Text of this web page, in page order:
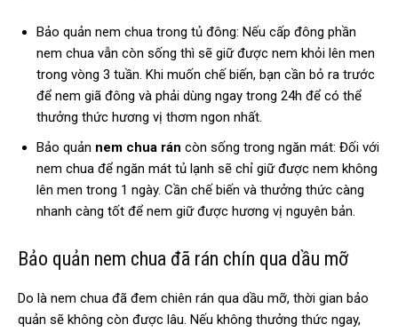
Bảo quản nem chua trong tủ đông: Nếu cấp đông phần
nem chua vẫn còn sống thì sẽ giữ được nem khỏi lên men
trong vòng 3 tuần. Khi muốn chế biến, bạn cần bỏ ra trước
để nem giã đông và phải dùng ngay trong 24h để có thể
thưởng thức hương vị thơm ngon nhất.
Bảo quản nem chua rán còn sống trong ngăn mát: Đối với
nem chua để ngăn mát tủ lạnh sẽ chỉ giữ được nem không
lên men trong 1 ngày. Cần chế biến và thưởng thức càng
nhanh càng tốt để nem giữ được hương vị nguyên bản.
Bảo quản nem chua đã rán chín qua dầu mỡ
Do là nem chua đã đem chiên rán qua dầu mỡ, thời gian bảo
quản sẽ không còn được lâu. Nếu không thưởng thức ngay,